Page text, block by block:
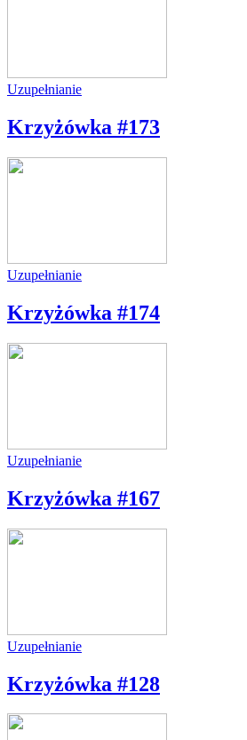
Uzupełnianie
Krzyżówka #173
Uzupełnianie
Krzyżówka #174
Uzupełnianie
Krzyżówka #167
Uzupełnianie
Krzyżówka #128